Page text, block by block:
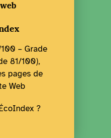
– Grade
81/100),
pages de
Web
?